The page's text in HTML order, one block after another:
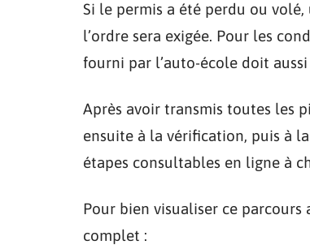
Si le permis a été perdu ou
l’ordre sera exigée. Pour les
fourni par l’auto-école doit
Après avoir transmis toutes les
ensuite à la vérification, puis à
étapes consultables en ligne à
Pour bien visualiser ce
complet :